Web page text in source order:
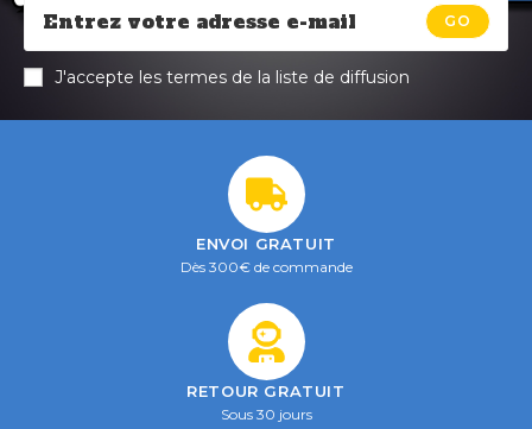
GO
J'accepte les termes de la liste de diffusion
ENVOI GRATUIT
Dès 300€ de commande
RETOUR GRATUIT
Sous 30 jours